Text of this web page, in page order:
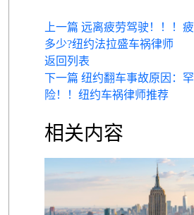
上一篇 远离疲劳驾驶！！！
多少?纽约法拉盛车祸律师
返回列表
下一篇 纽约翻车事故原因：
险！！纽约车祸律师推荐
相关内容